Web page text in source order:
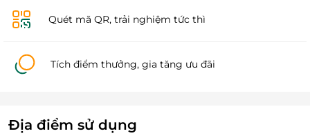
Quét mã QR, trải nghiệm tức thì
Tích điểm thưởng, gia tăng ưu đãi
Địa điểm sử dụng